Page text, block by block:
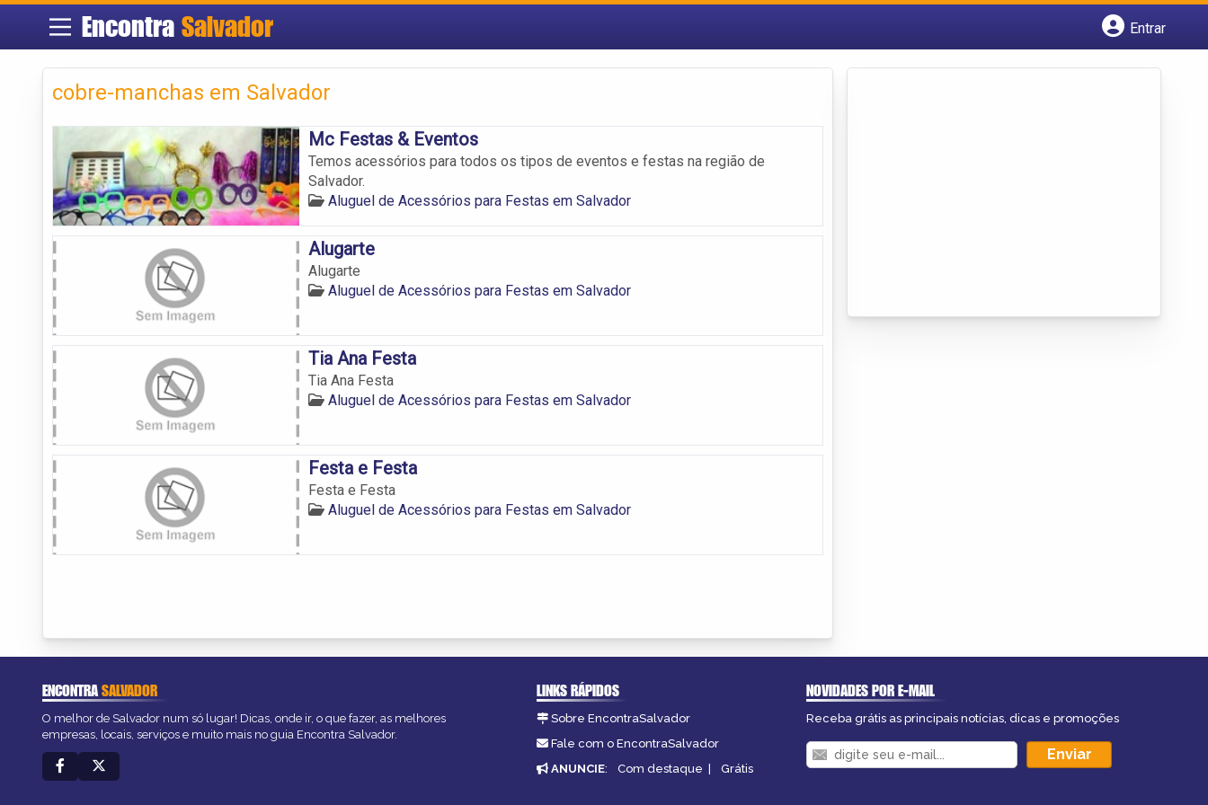
Encontra Salvador
Entrar
cobre-manchas em Salvador
Mc Festas & Eventos
Temos acessórios para todos os tipos de eventos e festas na região de
Salvador.
Aluguel de Acessórios para Festas em Salvador
Alugarte
Alugarte
Aluguel de Acessórios para Festas em Salvador
Tia Ana Festa
Tia Ana Festa
Aluguel de Acessórios para Festas em Salvador
Festa e Festa
Festa e Festa
Aluguel de Acessórios para Festas em Salvador
ENCONTRASALVADOR
O melhor de Salvador num só lugar! Dicas, onde ir, o que fazer, as melhores
empresas, locais, serviços e muito mais no guia Encontra Salvador.
LINKS RÁPIDOS
Sobre EncontraSalvador
Fale com o EncontraSalvador
ANUNCIE: Com destaque | Grátis
NOVIDADES POR E-MAIL
Receba grátis as principais notícias, dicas e promoções